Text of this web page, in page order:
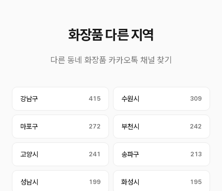
화장품 다른 지역
다른 동네 화장품 카카오톡 채널 찾기
강남구 415 수원시 309
마포구 272 부천시 242
고양시 241 송파구 213
성남시 199 화성시 195